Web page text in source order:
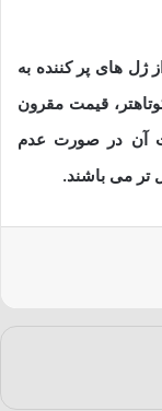
ژل های پر کننده به
قیمت مقرون
آن در صورت عدم
تر می باشند.